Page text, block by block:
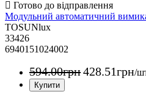
Модульний автоматичний
TOSUNlux
33426
6940151024002
594.00грн428.51грн/